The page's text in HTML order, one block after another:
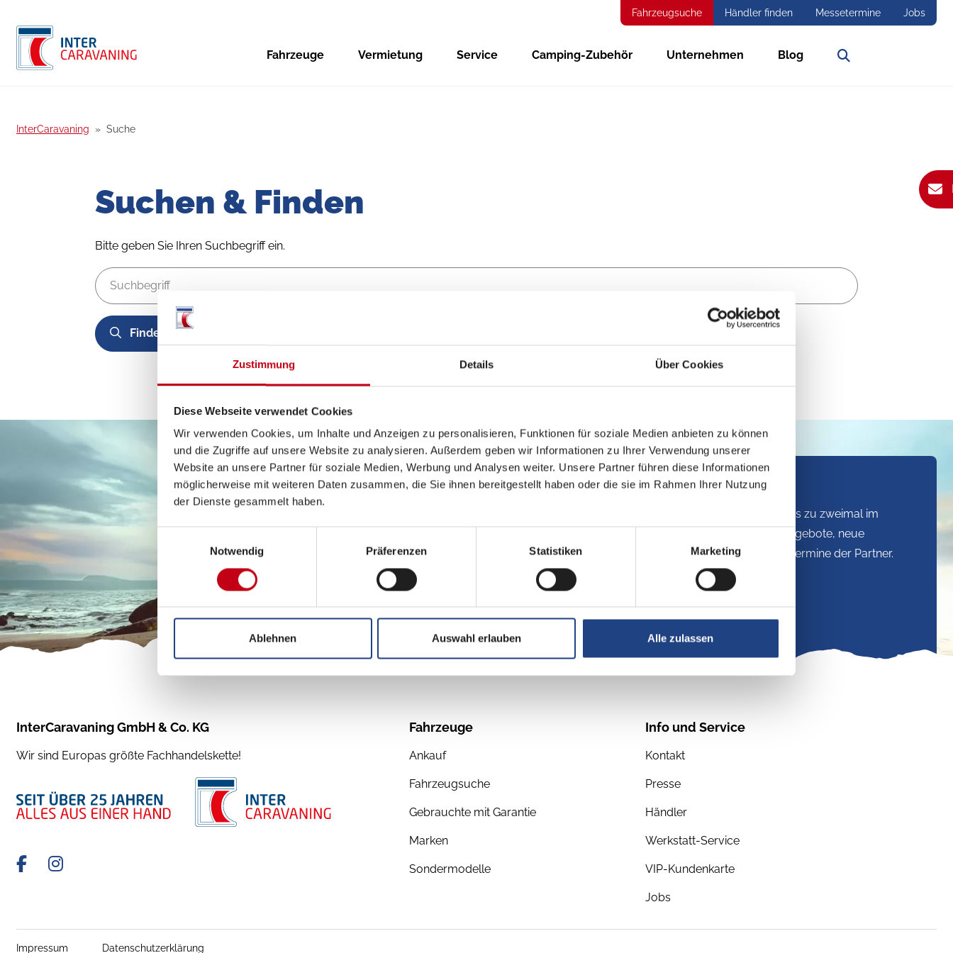
Zustimmung Details Über Cookies
Diese Webseite verwendet Cookies
Wir verwenden Cookies, um Inhalte und Anzeigen zu personalisieren, Funktionen für soziale Medien anbieten zu können
und die Zugriffe auf unsere Website zu analysieren. Außerdem geben wir Informationen zu Ihrer Verwendung unserer
Website an unsere Partner für soziale Medien, Werbung und Analysen weiter. Unsere Partner führen diese Informationen
möglicherweise mit weiteren Daten zusammen, die Sie ihnen bereitgestellt haben oder die sie im Rahmen Ihrer Nutzung
der Dienste gesammelt haben.
Notwendig
Präferenzen Statistiken Marketing
Ablehnen Auswahl erlauben Alle zulassen
Fahrzeugsuche Händler finden Messetermine Jobs
Fahrzeuge Vermietung Service Camping-Zubehör Unternehmen Blog
InterCaravaning Suche
Suchen & Finden
Bitte geben Sie Ihren Suchbegriff ein.
Finden
InterCaravaning Newsletter
Der InterCaravaning Newsletter informiert bis zu zweimal im
Monat kostenlos und unverbindlich über Angebote, neue
Produkte, Sonderaktionen und Hausmessetermine der Partner.
InterCaravaning GmbH & Co. KG
Wir sind Europas größte Fachhandelskette!
Fahrzeuge
Ankauf
Fahrzeugsuche
Gebrauchte mit Garantie
Marken
Sondermodelle
Info und Service
Kontakt
Presse
Händler
Werkstatt-Service
VIP-Kundenkarte
Jobs
Impressum Datenschutzerklärung